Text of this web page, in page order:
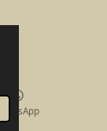
WhatsApp